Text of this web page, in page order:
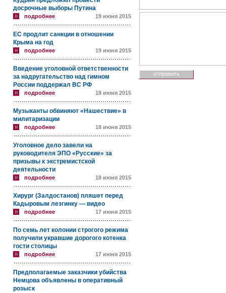
досрочные выборы Путина
подробнее 19 июня 2015
ЕС продлит санкции в отношении
Крыма на год
подробнее 19 июня 2015
Введение уголовной ответственности
за надругательство над гимном
России поддержал ВС РФ
подробнее 18 июня 2015
Музыканты обвиняют «Нашествие» в
милитаризации
подробнее 18 июня 2015
Уголовное дело завели на
руководителя ЭПО «Русские» за
призывы к экстремистской
деятельности
подробнее 18 июня 2015
Хирург (Залдостанов) пляшет перед
Кадыровым лезгинку — видео
подробнее 17 июня 2015
По семь лет колонии строгого режима
получили укравшие дорогого котенка
гости столицы
подробнее 17 июня 2015
Предполагаемые заказчики убийства
Немцова объявлены в оперативный
розыск